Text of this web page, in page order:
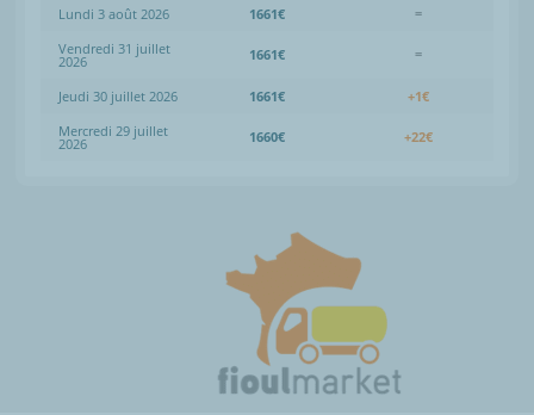
Lundi 3 août 2026
1661€
=
Vendredi 31 juillet
2026 1661€ =
Jeudi 30 juillet 2026 1661€
+1€
Mercredi 29 juillet
2026 1660€ +22€